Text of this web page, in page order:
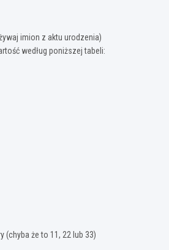
imion z aktu urodzenia)
według poniższej tabeli:
(chyba że to 11, 22 lub 33)